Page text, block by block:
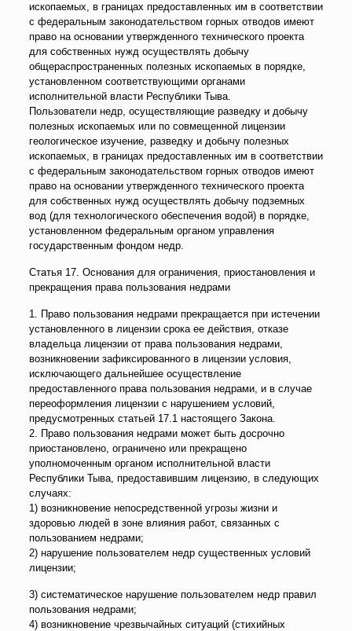
ископаемых, в границах предоставленных им в соответствии
с федеральным законодательством горных отводов имеют
право на основании утвержденного технического проекта
для собственных нужд осуществлять добычу
общераспространенных полезных ископаемых в порядке,
установленном соответствующими органами
исполнительной власти Республики Тыва.
Пользователи недр, осуществляющие разведку и добычу
полезных ископаемых или по совмещенной лицензии
геологическое изучение, разведку и добычу полезных
ископаемых, в границах предоставленных им в соответствии
с федеральным законодательством горных отводов имеют
право на основании утвержденного технического проекта
для собственных нужд осуществлять добычу подземных
вод (для технологического обеспечения водой) в порядке,
установленном федеральным органом управления
государственным фондом недр.
Статья 17. Основания для ограничения, приостановления и
прекращения права пользования недрами
1. Право пользования недрами прекращается при истечении
установленного в лицензии срока ее действия, отказе
владельца лицензии от права пользования недрами,
возникновении зафиксированного в лицензии условия,
исключающего дальнейшее осуществление
предоставленного права пользования недрами, и в случае
переоформления лицензии с нарушением условий,
предусмотренных статьей 17.1 настоящего Закона.
2. Право пользования недрами может быть досрочно
приостановлено, ограничено или прекращено
уполномоченным органом исполнительной власти
Республики Тыва, предоставившим лицензию, в следующих
случаях:
1) возникновение непосредственной угрозы жизни и
здоровью людей в зоне влияния работ, связанных с
пользованием недрами;
2) нарушение пользователем недр существенных условий
лицензии;
3) систематическое нарушение пользователем недр правил
пользования недрами;
4) возникновение чрезвычайных ситуаций (стихийных